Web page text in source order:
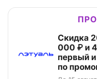
Скидка
000 ₽ и
первый
по